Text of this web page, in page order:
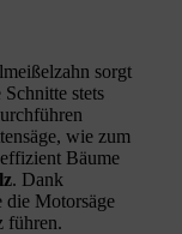
sorgt
stets
wie zum
Bäume
. Dank
die Motorsäge
führen.